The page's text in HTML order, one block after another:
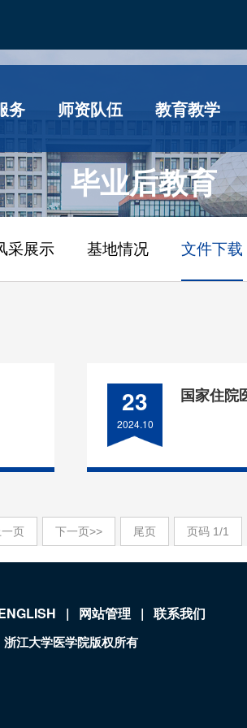
务 师资队伍 教育教学
毕业后教育
采展示 基地情况 文件下载
23
2024.10
国家住院
页 下一页>> 尾页 页码 1/1
| 网站管理 | 联系我们
浙江大学医学院版权所有